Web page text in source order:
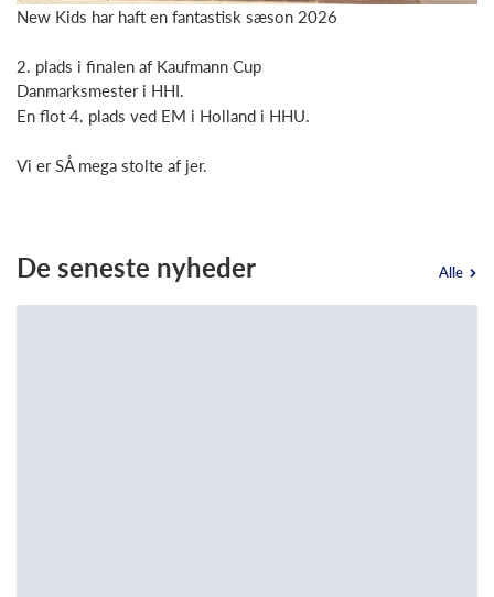
New Kids har haft en fantastisk sæson 2026
2. plads i finalen af Kaufmann Cup
Danmarksmester i HHI.
En flot 4. plads ved EM i Holland i HHU.
Vi er SÅ mega stolte af jer.
De seneste nyheder Alle